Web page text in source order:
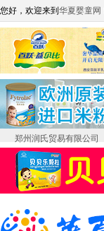
您好，欢迎来到 华夏婴童网
郑州润氏贸易有限公司